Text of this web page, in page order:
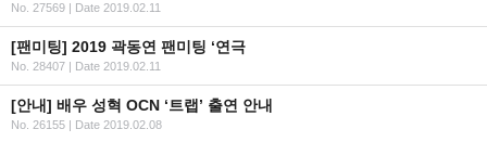
No. 27569 | Date 2019.02.11
[팬미팅] 2019 곽동연 팬미팅 ‘연극
No. 28407 | Date 2019.02.11
[안내] 배우 성혁 OCN ‘트랩’ 출연 안내
No. 26155 | Date 2019.02.08